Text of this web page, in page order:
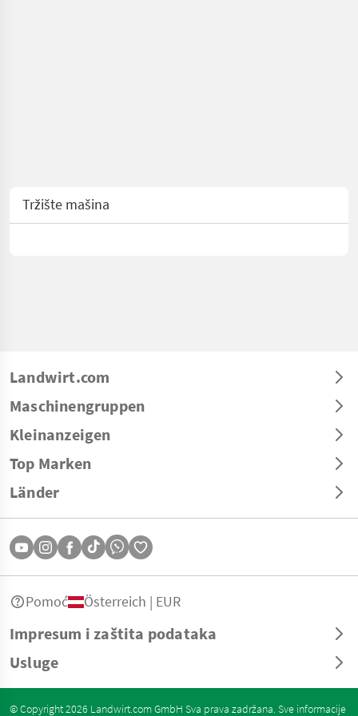
Tržište mašina
Landwirt.com
Maschinengruppen
Kleinanzeigen
Top Marken
Länder
Impresum i zaštita podataka
Usluge
Pomoć Österreich | EUR
© Copyright 2026 Landwirt.com GmbH Sva prava zadržana. Sve informacije